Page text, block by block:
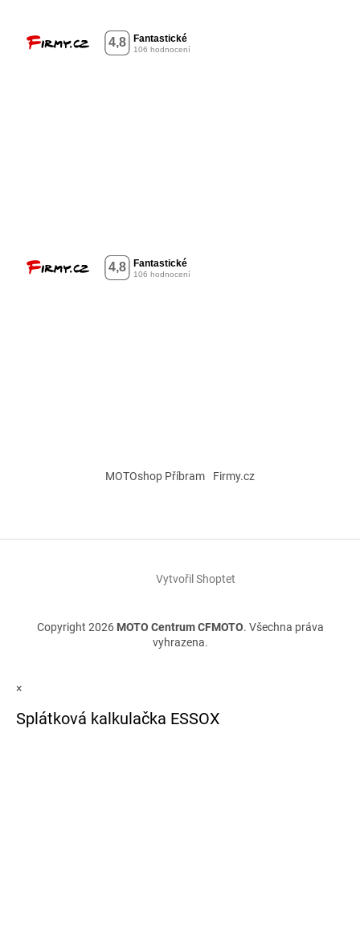
MOTOshop Příbram Firmy.cz
Vytvořil Shoptet
Copyright 2026 MOTO Centrum CFMOTO. Všechna práva
vyhrazena.
×
Splátková kalkulačka ESSOX